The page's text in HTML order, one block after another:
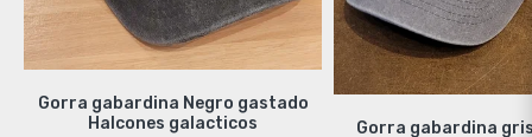
Gorra gabardina Negro gastado
Halcones galacticos
Gorra gabardina